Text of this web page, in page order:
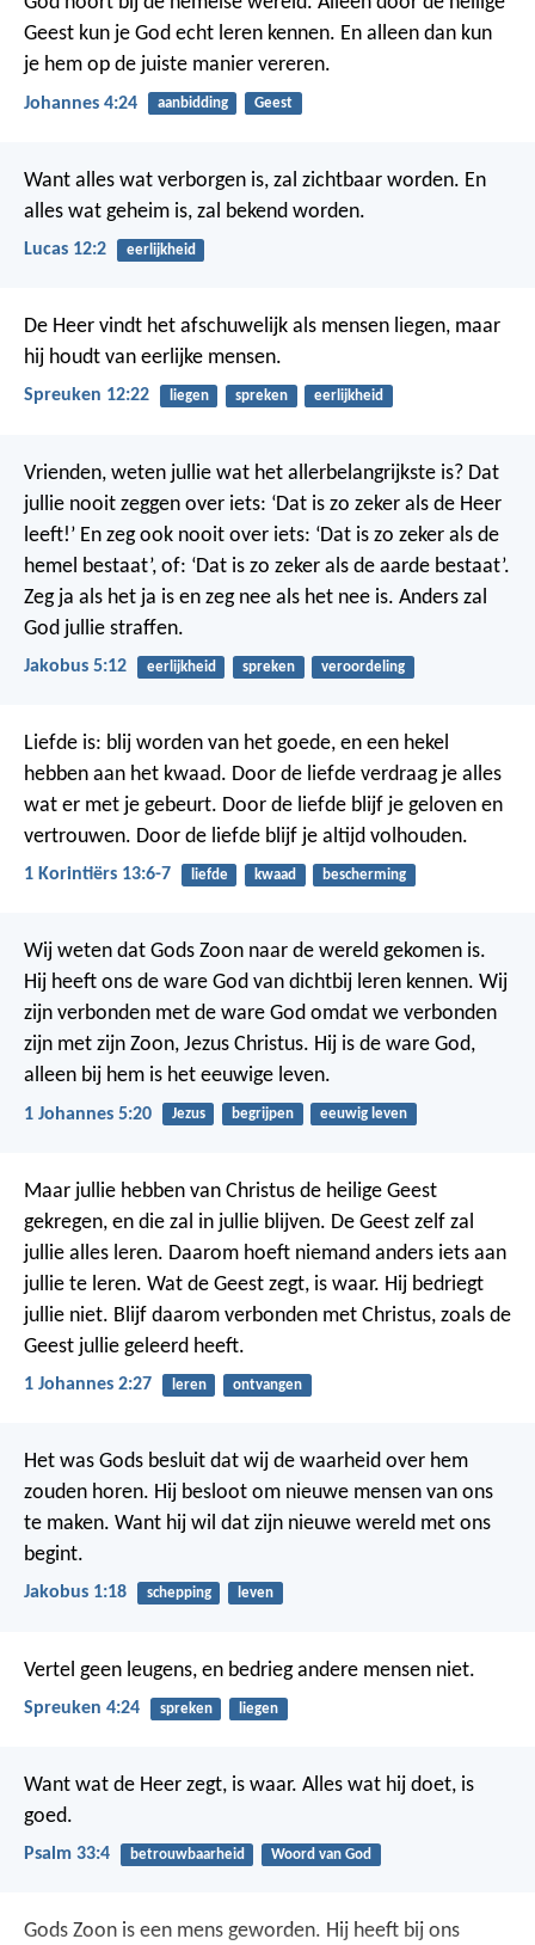
Geest kun je God echt leren kennen. En alleen dan kun
je hem op de juiste manier vereren.
Johannes 4:24 aanbidding Geest
Want alles wat verborgen is, zal zichtbaar worden. En
alles wat geheim is, zal bekend worden.
Lucas 12:2 eerlijkheid
De Heer vindt het afschuwelijk als mensen liegen, maar
hij houdt van eerlijke mensen.
Spreuken 12:22 liegen spreken eerlijkheid
Vrienden, weten jullie wat het allerbelangrijkste is? Dat
jullie nooit zeggen over iets: ‘Dat is zo zeker als de Heer
leeft!’ En zeg ook nooit over iets: ‘Dat is zo zeker als de
hemel bestaat’, of: ‘Dat is zo zeker als de aarde bestaat’.
Zeg ja als het ja is en zeg nee als het nee is. Anders zal
God jullie straffen.
Jakobus 5:12 eerlijkheid spreken veroordeling
Liefde is: blij worden van het goede, en een hekel
hebben aan het kwaad. Door de liefde verdraag je alles
wat er met je gebeurt. Door de liefde blijf je geloven en
vertrouwen. Door de liefde blijf je altijd volhouden.
1 Korintiërs 13:6-7 liefde kwaad bescherming
Wij weten dat Gods Zoon naar de wereld gekomen is.
Hij heeft ons de ware God van dichtbij leren kennen. Wij
zijn verbonden met de ware God omdat we verbonden
zijn met zijn Zoon, Jezus Christus. Hij is de ware God,
alleen bij hem is het eeuwige leven.
1 Johannes 5:20 Jezus begrijpen eeuwig leven
Maar jullie hebben van Christus de heilige Geest
gekregen, en die zal in jullie blijven. De Geest zelf zal
jullie alles leren. Daarom hoeft niemand anders iets aan
jullie te leren. Wat de Geest zegt, is waar. Hij bedriegt
jullie niet. Blijf daarom verbonden met Christus, zoals de
Geest jullie geleerd heeft.
1 Johannes 2:27 leren ontvangen
Het was Gods besluit dat wij de waarheid over hem
zouden horen. Hij besloot om nieuwe mensen van ons
te maken. Want hij wil dat zijn nieuwe wereld met ons
begint.
Jakobus 1:18 schepping leven
Vertel geen leugens, en bedrieg andere mensen niet.
Spreuken 4:24 spreken liegen
Want wat de Heer zegt, is waar. Alles wat hij doet, is
goed.
Psalm 33:4 betrouwbaarheid Woord van God
Gods Zoon is een mens geworden. Hij heeft bij ons